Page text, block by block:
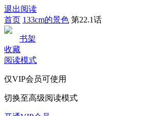
退出阅读
首页 133cm的景色 第22.1话
书架
收藏
阅读模式
仅VIP会员可使用
切换至高级阅读模式